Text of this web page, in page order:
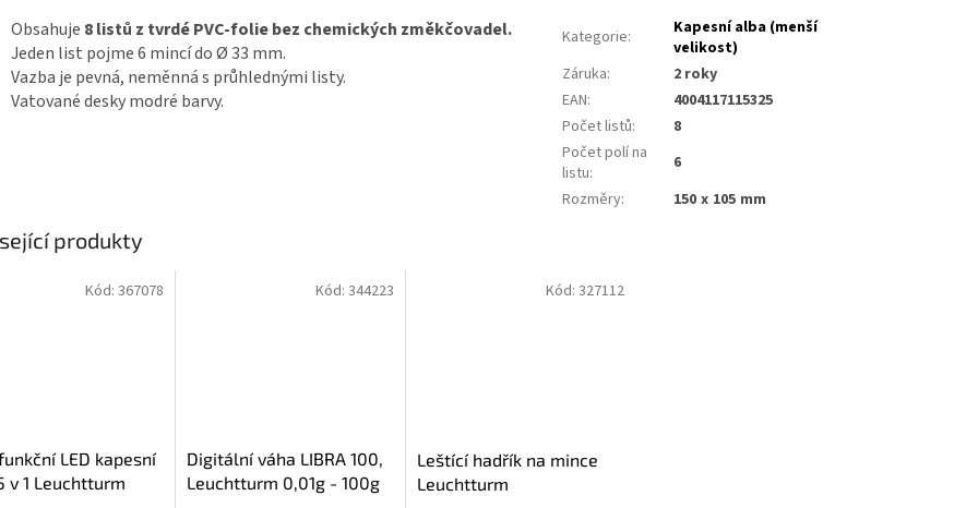
Obsahuje 8 listů z tvrdé PVC-folie bez chemických změkčovadel.
Jeden list pojme 6 mincí do Ø 33 mm.
Vazba je pevná, neměnná s průhlednými listy.
Vatované desky modré barvy.
Kategorie:
Kapesní alba (menší
velikost)
Záruka:
2 roky
EAN:
4004117115325
Počet listů:
8
Počet polí na
listu:
6
Rozměry: 150 x 105 mm
produkty
LED kapesní
v 1 Leuchtturm
Kód: 367078
Digitální váha LIBRA 100,
Leuchtturm 0,01g - 100g
Kód: 344223
Leštící hadřík na mince
Leuchtturm
Kód:327112